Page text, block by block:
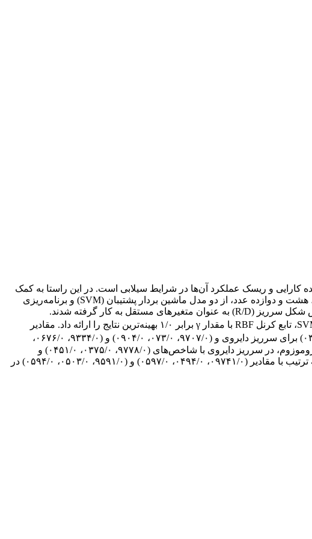
کارایی و ریسک عملکرد آن‌ها در شرایط سیلابی است. در این راستا به کمک
80 دادة آزمایشگاهی گردآوری شده از دو مقطع ورودی سرریز نیلوفری با شکل‌های مربعی و دایروی زیگزاگی شده با تعداد چهار، هشت و دوازده عدد، از دو مدل ماشین بردار پشتیبان (SVM) و برنامه‌ریزی
بیان ژن (GEP) برای شبیه‌سازی ضریب دبی استفاده شده است. تعداد زیگزاگ‌ها (n)، عدد فرود (Fr)، بار آبی نسبی (H/P) و شاخص شکل سرریز (R/D) به عنوان متغیرهای مستقل به کار گرفته شدند.
) برای سنجش دقت خروجی مدل‌ها استفاده شدند. در بررسی مدل‌های مختلف SVM، تابع کرنل RBF با مقدار γ برابر ۱/۰ بهینه‌ترین نتایج را ارائه داد. مقادیر
) در دوره‌های آموزش و آزمون برای این مدل به ترتیب (۹۲۶۲/۰، ۰۶۹۶/۰، ۰۸۴۸/۰) و (۹۸۲۰/۰، ۰۳۴۶/۰، ۰۳۹۸/۰) برای سرریز دایروی و (۹۷۰۷/۰، ۰۷۳/۰، ۰۹۰۴/۰) و (۹۳۳۴/۰، ۰۶۷۶/۰،
۰۷۸۷/۰) برای مقطع مربعی به‌دست آمد. در مدل GEP نتایج بهتری مشاهده شد، به‌گونه‌ای که مدل با سه ژن، اندازه هد 9 و 45 کروموزوم، در سرریز دایروی با شاخص‌های (۹۷۷۸/۰، ۰۳۷۵/۰، ۰۴۵۱/۰) و
(۹۸۱۱/۰، ۰۳۱۵/۰، ۰۳۹۶/۰) در مراحل آموزش و آزمون بهینه‌ترین عملکرد را داشت. برای مقطع مربعی، مدل با 55 کروموزوم به ترتیب با مقادیر (۰۹۷۴۱/۰، ۰۴۹۴/۰، ۰۵۹۷/۰) و (۹۵۹۱/۰، ۰۵۰۳/۰، ۰۵۹۴/۰) در